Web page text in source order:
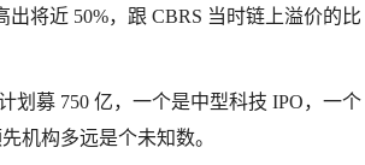
将近 50%，跟 CBRS 当时链上溢价的比
划募 750 亿，一个是中型科技 IPO，一个
机构多远是个未知数。